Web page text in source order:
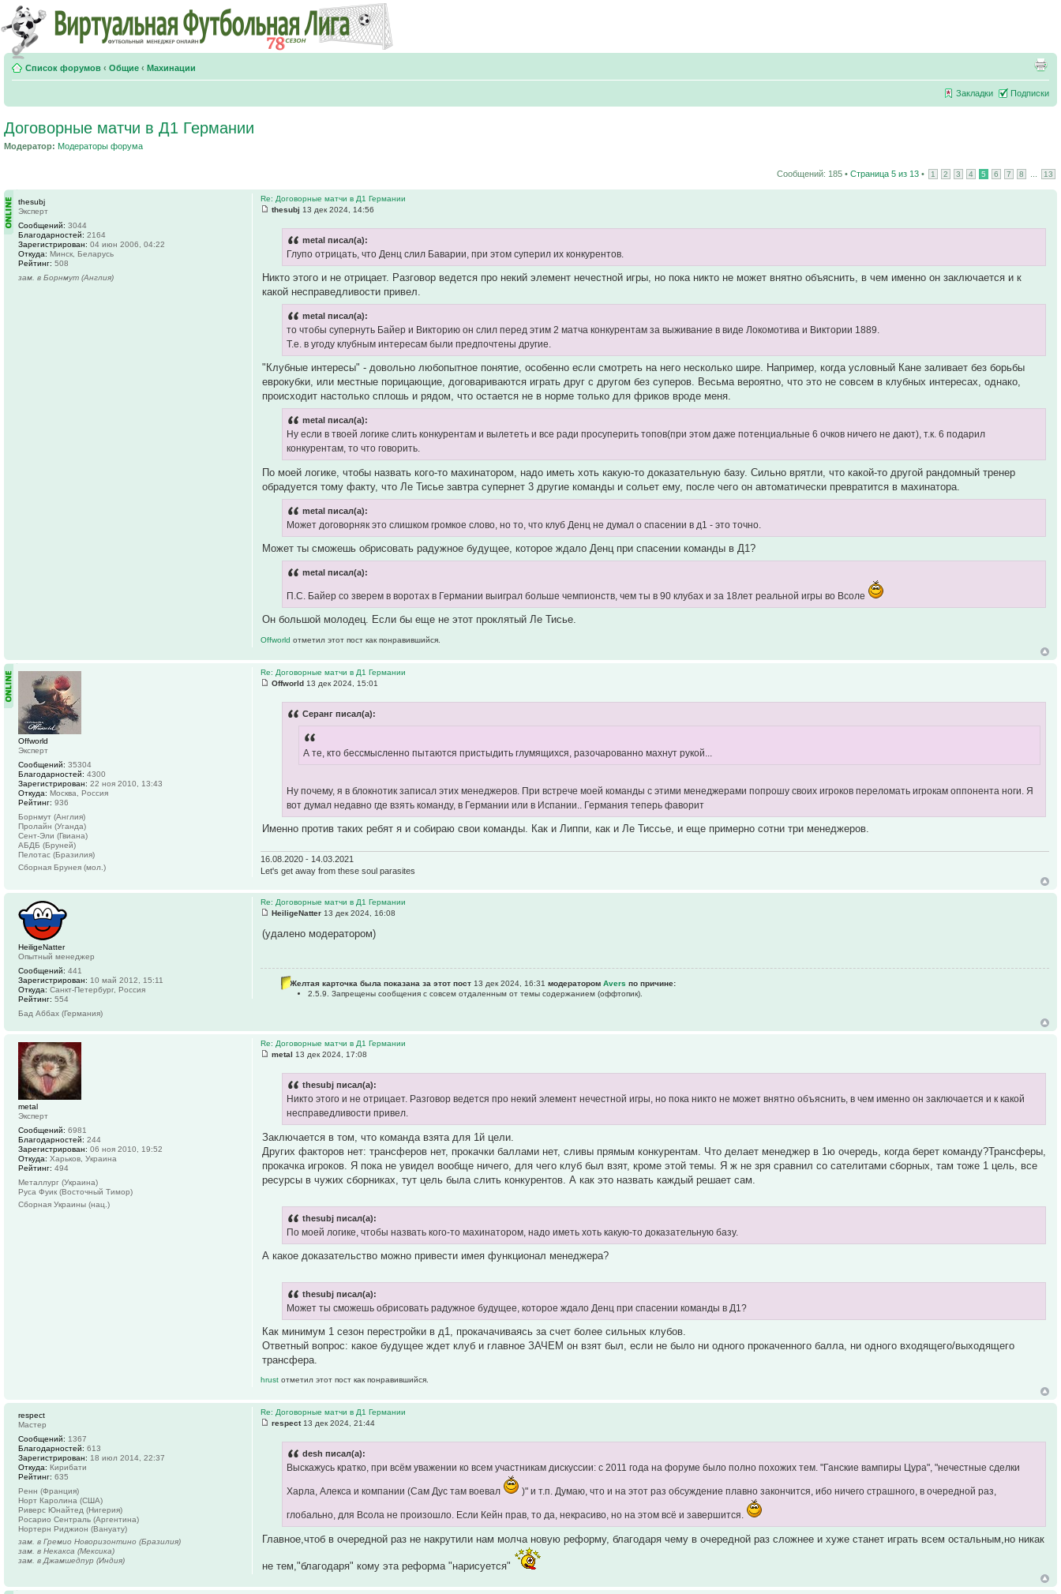
Список форумов ‹ Общие ‹ Махинации
Закладки Подписки
Договорные матчи в Д1 Германии
Модератор: Модераторы форума
Сообщений: 185 • Страница 5 из 13 • 1 2 3 4 5 6 7 8 13
Re: Договорные матчи в Д1 Германии
thesubj 13 дек 2024, 14:56
metal писал(а):
Глупо отрицать, что Денц слил Баварии, при этом суперил их конкурентов.
Никто этого и не отрицает. Разговор ведется про некий элемент нечестной игры, но пока никто не может внятно объяснить, в чем именно он заключается и к
какой несправедливости привел.
metal писал(а):
то чтобы супернуть Байер и Викторию он слил перед этим 2 матча конкурентам за выживание в виде Локомотива и Виктории 1889.
Т.е. в угоду клубным интересам были предпочтены другие.
"Клубные интересы" - довольно любопытное понятие, особенно если смотреть на него несколько шире. Например, когда условный Кане заливает без борьбы
еврокубки, или местные порицающие, договариваются играть друг с другом без суперов. Весьма вероятно, что это не совсем в клубных интересах, однако,
происходит настолько сплошь и рядом, что остается не в норме только для фриков вроде меня.
metal писал(а):
Ну если в твоей логике слить конкурентам и вылететь и все ради просуперить топов(при этом даже потенциальные 6 очков ничего не дают), т.к. 6 подарил
конкурентам, то что говорить.
По моей логике, чтобы назвать кого-то махинатором, надо иметь хоть какую-то доказательную базу. Сильно врятли, что какой-то другой рандомный тренер
обрадуется тому факту, что Ле Тисье завтра супернет 3 другие команды и сольет ему, после чего он автоматически превратится в махинатора.
metal писал(а):
Может договорняк это слишком громкое слово, но то, что клуб Денц не думал о спасении в д1 - это точно.
Может ты сможешь обрисовать радужное будущее, которое ждало Денц при спасении команды в Д1?
metal писал(а):
П.С. Байер со зверем в воротах в Германии выиграл больше чемпионств, чем ты в 90 клубах и за 18лет реальной игры во Всоле
Он большой молодец. Если бы еще не этот проклятый Ле Тисье.
Offworldотметил этот пост как понравившийся.
thesubj
Эксперт
Сообщений: 3044
Благодарностей: 2164
Зарегистрирован: 04 июн 2006, 04:22
Откуда: Минск, Беларусь
Рейтинг: 508
зам. в Борнмут (Англия)
Re: Договорные матчи в Д1 Германии
Offworld 13 дек 2024, 15:01
Серанг писал(а):
А те, кто бессмысленно пытаются пристыдить глумящихся, разочарованно махнут рукой...
Ну почему, я в блокнотик записал этих менеджеров. При встрече моей команды с этими менеджерами попрошу своих игроков переломать игрокам оппонента ноги. Я
вот думал недавно где взять команду, в Германии или в Испании.. Германия теперь фаворит
Именно против таких ребят я и собираю свои команды. Как и Липпи, как и Ле Тиссье, и еще примерно сотни три менеджеров.
16.08.2020 - 14.03.2021
Let's get away from these soul parasites
Offworld
Эксперт
Сообщений: 35304
Благодарностей: 4300
Зарегистрирован: 22 ноя 2010, 13:43
Откуда: Москва, Россия
Рейтинг: 936
Борнмут (Англия)
Пролайн (Уганда)
Сент-Эли (Гвиана)
АБДБ (Бруней)
Пелотас (Бразилия)
Сборная Брунея (мол.)
Re: Договорные матчи в Д1 Германии
HeiligeNatter 13 дек 2024, 16:08
(удалено модератором)
Желтая карточка была показана за этот пост 13 дек 2024, 16:31 модераторомAvers по причине:
2.5.9. Запрещены сообщения с совсем отдаленным от темы содержанием (оффтопик).
HeiligeNatter
Опытный менеджер
Сообщений: 441
Зарегистрирован: 10 май 2012, 15:11
Откуда: Санкт-Петербург, Россия
Рейтинг: 554
Бад Аббах (Германия)
Re: Договорные матчи в Д1 Германии
metal 13 дек 2024, 17:08
thesubj писал(а):
Никто этого и не отрицает. Разговор ведется про некий элемент нечестной игры, но пока никто не может внятно объяснить, в чем именно он заключается и к какой
несправедливости привел.
Заключается в том, что команда взята для 1й цели.
Других факторов нет: трансферов нет, прокачки баллами нет, сливы прямым конкурентам. Что делает менеджер в 1ю очередь, когда берет команду?Трансферы,
прокачка игроков. Я пока не увидел вообще ничего, для чего клуб был взят, кроме этой темы. Я ж не зря сравнил со сателитами сборных, там тоже 1 цель, все
ресурсы в чужих сборниках, тут цель была слить конкурентов. А как это назвать каждый решает сам.
thesubj писал(а):
По моей логике, чтобы назвать кого-то махинатором, надо иметь хоть какую-то доказательную базу.
А какое доказательство можно привести имея функционал менеджера?
thesubj писал(а):
Может ты сможешь обрисовать радужное будущее, которое ждало Денц при спасении команды в Д1?
Как минимум 1 сезон перестройки в д1, прокачачиваясь за счет более сильных клубов.
Ответный вопрос: какое будущее ждет клуб и главное ЗАЧЕМ он взят был, если не было ни одного прокаченного балла, ни одного входящего/выходящего
трансфера.
hrustотметил этот пост как понравившийся.
metal
Эксперт
Сообщений: 6981
Благодарностей: 244
Зарегистрирован: 06 ноя 2010, 19:52
Откуда: Харьков, Украина
Рейтинг: 494
Металлург (Украина)
Руса Фуик (Восточный Тимор)
Сборная Украины (нац.)
Re: Договорные матчи в Д1 Германии
respect13 дек 2024, 21:44
desh писал(а):
Выскажусь кратко, при всём уважении ко всем участникам дискуссии: с 2011 года на форуме было полно похожих тем. "Ганские вампиры Цура", "нечестные сделки
Харла, Алекса и компании (Сам Дус там воевал )" и т.п. Думаю, что и на этот раз обсуждение плавно закончится, ибо ничего страшного, в очередной раз,
глобально, для Всола не произошло. Если Кейн прав, то да, некрасиво, но на этом всё и завершится.
Главное,чтоб в очередной раз не накрутили нам молча новую реформу, благодаря чему в очередной раз сложнее и хуже станет играть всем остальным,но никак
не тем,"благодаря" кому эта реформа "нарисуется"
respect
Мастер
Сообщений: 1367
Благодарностей: 613
Зарегистрирован: 18 июл 2014, 22:37
Откуда: Кирибати
Рейтинг: 635
Ренн (Франция)
Норт Каролина (США)
Риверс Юнайтед (Нигерия)
Росарио Сентраль (Аргентина)
Нортерн Риджион (Вануату)
зам. в Гремио Новоризонтино (Бразилия)
зам. в Некакса (Мексика)
зам. в Джамшедпур (Индия)